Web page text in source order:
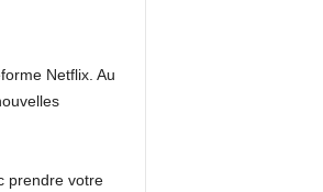
Netflix. Au
prendre votre